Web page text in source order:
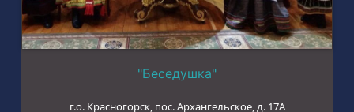
"Беседушка"
г.о. Красногорск, пос. Архангельское, д. 17А